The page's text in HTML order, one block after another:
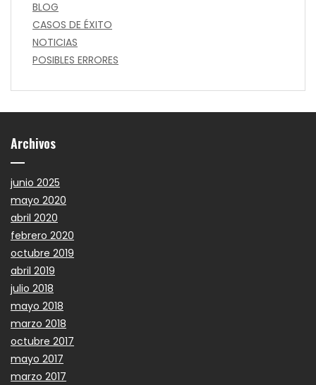
BLOG
CASOS DE ÉXITO
NOTICIAS
POSIBLES ERRORES
Archivos
junio 2025
mayo 2020
abril 2020
febrero 2020
octubre 2019
abril 2019
julio 2018
mayo 2018
marzo 2018
octubre 2017
mayo 2017
marzo 2017